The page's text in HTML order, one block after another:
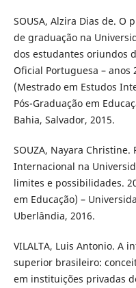
SOUSA, Alzira Dias de. O
de graduação na
dos estudantes oriundos
Oficial Portuguesa – anos
(Mestrado em Estudos
Pós-Graduação em
Bahia, Salvador, 2015.
SOUZA, Nayara
Internacional na
limites e possibilidades.
em Educação) –
Uberlândia, 2016.
VILALTA, Luis Antonio. A
superior brasileiro:
em instituições privadas